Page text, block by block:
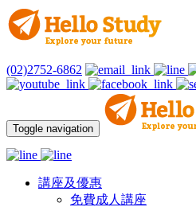
(02)2752-6862
Toggle navigation
講座及優惠
免費成人講座